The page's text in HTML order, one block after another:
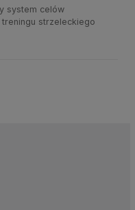
system celów
strzeleckiego